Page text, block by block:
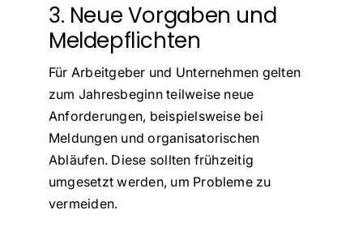
3. Neue Vorgaben und
Meldepflichten
Für Arbeitgeber und Unternehmen gelten
zum Jahresbeginn teilweise neue
Anforderungen, beispielsweise bei
Meldungen und organisatorischen
Abläufen. Diese sollten frühzeitig
umgesetzt werden, um Probleme zu
vermeiden.